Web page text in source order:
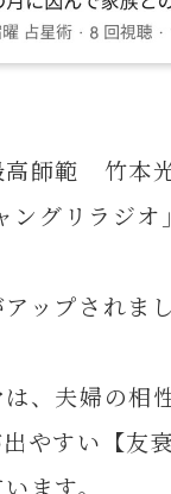
師範 竹本
グリラジオ
ップされまし
、夫婦の相
やすい【友
ます。